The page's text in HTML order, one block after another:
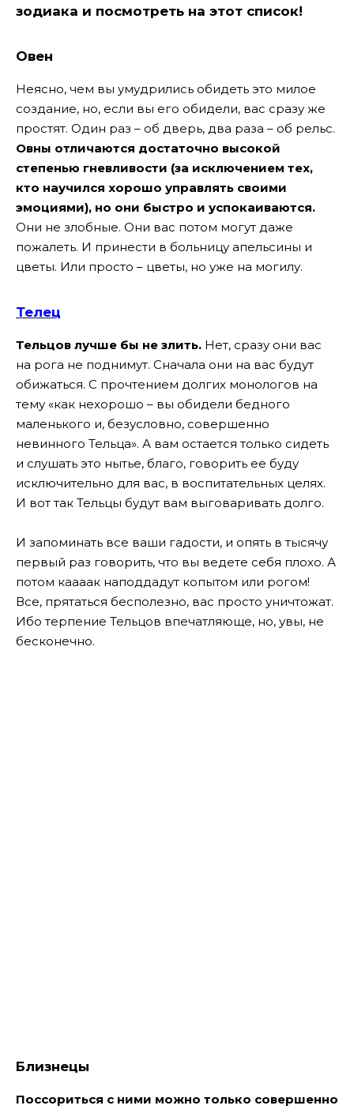
зодиака и посмотреть на этот список!
Овен
Неясно, чем вы умудрились обидеть это милое
создание, но, если вы его обидели, вас сразу же
простят. Один раз – об дверь, два раза – об рельс.
Овны отличаются достаточно высокой
степенью гневливости (за исключением тех,
кто научился хорошо управлять своими
эмоциями), но они быстро и успокаиваются.
Они не злобные. Они вас потом могут даже
пожалеть. И принести в больницу апельсины и
цветы. Или просто – цветы, но уже на могилу.
Телец
Тельцов лучше бы не злить. Нет, сразу они вас
на рога не поднимут. Сначала они на вас будут
обижаться. С прочтением долгих монологов на
тему «как нехорошо – вы обидели бедного
маленького и, безусловно, совершенно
невинного Тельца». А вам остается только сидеть
и слушать это нытье, благо, говорить ее буду
исключительно для вас, в воспитательных целях.
И вот так Тельцы будут вам выговаривать долго.
И запоминать все ваши гадости, и опять в тысячу
первый раз говорить, что вы ведете себя плохо. А
потом каааак наподдадут копытом или рогом!
Все, прятаться бесполезно, вас просто уничтожат.
Ибо терпение Тельцов впечатляюще, но, увы, не
бесконечно.
Близнецы
Поссориться с ними можно только совершенно